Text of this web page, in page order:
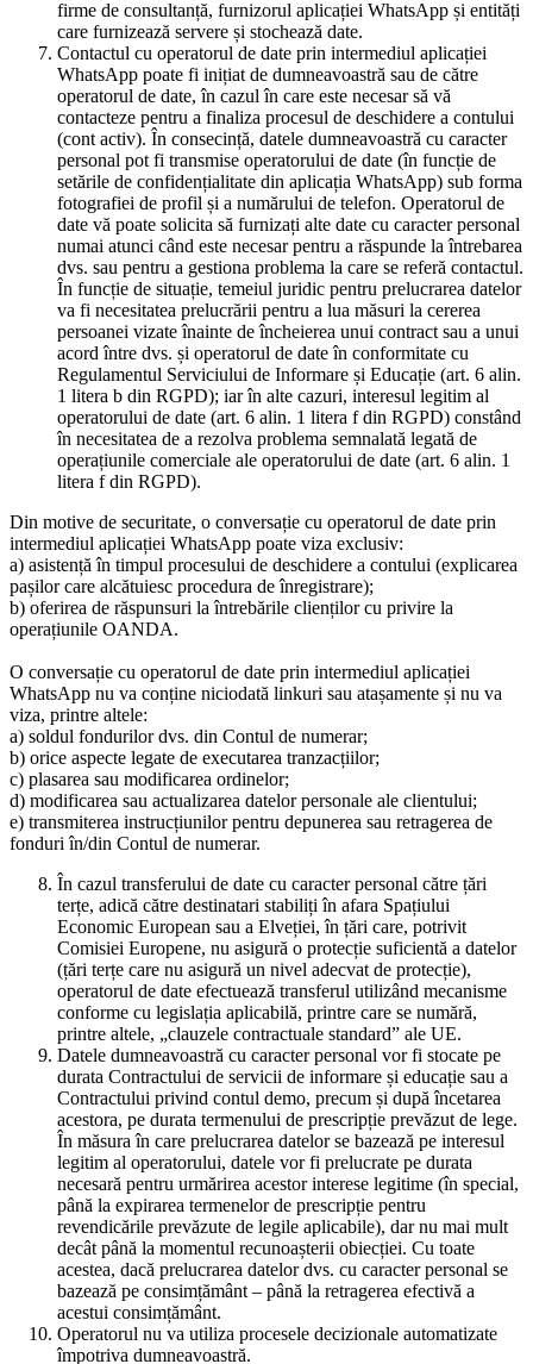
firme de consultanță, furnizorul aplicației WhatsApp și entități
care furnizează servere și stochează date.
Contactul cu operatorul de date prin intermediul aplicației
WhatsApp poate fi inițiat de dumneavoastră sau de către
operatorul de date, în cazul în care este necesar să vă
contacteze pentru a finaliza procesul de deschidere a contului
(cont activ). În consecință, datele dumneavoastră cu caracter
personal pot fi transmise operatorului de date (în funcție de
setările de confidențialitate din aplicația WhatsApp) sub forma
fotografiei de profil și a numărului de telefon. Operatorul de
date vă poate solicita să furnizați alte date cu caracter personal
numai atunci când este necesar pentru a răspunde la întrebarea
dvs. sau pentru a gestiona problema la care se referă contactul.
În funcție de situație, temeiul juridic pentru prelucrarea datelor
va fi necesitatea prelucrării pentru a lua măsuri la cererea
persoanei vizate înainte de încheierea unui contract sau a unui
acord între dvs. și operatorul de date în conformitate cu
Regulamentul Serviciului de Informare și Educație (art. 6 alin.
1 litera b din RGPD); iar în alte cazuri, interesul legitim al
operatorului de date (art. 6 alin. 1 litera f din RGPD) constând
în necesitatea de a rezolva problema semnalată legată de
operațiunile comerciale ale operatorului de date (art. 6 alin. 1
litera f din RGPD).
Din motive de securitate, o conversație cu operatorul de date prin
intermediul aplicației WhatsApp poate viza exclusiv:
a) asistență în timpul procesului de deschidere a contului (explicarea
pașilor care alcătuiesc procedura de înregistrare);
b) oferirea de răspunsuri la întrebările clienților cu privire la
operațiunile OANDA.
O conversație cu operatorul de date prin intermediul aplicației
WhatsApp nu va conține niciodată linkuri sau atașamente și nu va
viza, printre altele:
a) soldul fondurilor dvs. din Contul de numerar;
b) orice aspecte legate de executarea tranzacțiilor;
c) plasarea sau modificarea ordinelor;
d) modificarea sau actualizarea datelor personale ale clientului;
e) transmiterea instrucțiunilor pentru depunerea sau retragerea de
fonduri în/din Contul de numerar.
În cazul transferului de date cu caracter personal către țări
terțe, adică către destinatari stabiliți în afara Spațiului
Economic European sau a Elveției, în țări care, potrivit
Comisiei Europene, nu asigură o protecție suficientă a datelor
(țări terțe care nu asigură un nivel adecvat de protecție),
operatorul de date efectuează transferul utilizând mecanisme
conforme cu legislația aplicabilă, printre care se numără,
printre altele, „clauzele contractuale standard” ale UE.
Datele dumneavoastră cu caracter personal vor fi stocate pe
durata Contractului de servicii de informare și educație sau a
Contractului privind contul demo, precum și după încetarea
acestora, pe durata termenului de prescripție prevăzut de lege.
În măsura în care prelucrarea datelor se bazează pe interesul
legitim al operatorului, datele vor fi prelucrate pe durata
necesară pentru urmărirea acestor interese legitime (în special,
până la expirarea termenelor de prescripție pentru
revendicările prevăzute de legile aplicabile), dar nu mai mult
decât până la momentul recunoașterii obiecției. Cu toate
acestea, dacă prelucrarea datelor dvs. cu caracter personal se
bazează pe consimțământ – până la retragerea efectivă a
acestui consimțământ.
Operatorul nu va utiliza procesele decizionale automatizate
împotriva dumneavoastră.